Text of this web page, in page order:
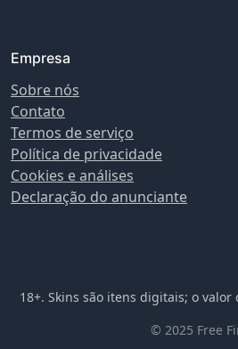
Empresa
Sobre nós
Contato
Termos de serviço
Política de privacidade
Cookies e análises
Declaração do anunciante
18+. Skins são itens digitais; o
© 2025 Free